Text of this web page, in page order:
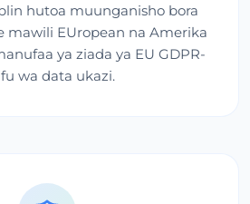
hutoa muunganisho bora
mawili EUropean na Amerika
ya ziada ya EU GDPR-
wa data ukazi.